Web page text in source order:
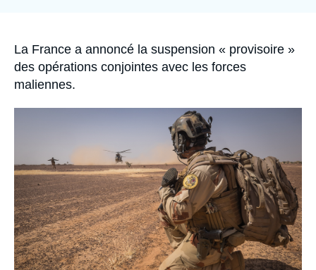
Accroche
La France a annoncé la suspension « provisoire »
des opérations conjointes avec les forces
maliennes.